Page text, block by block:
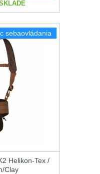
sebaovládania
Helikon-Tex /
Clay